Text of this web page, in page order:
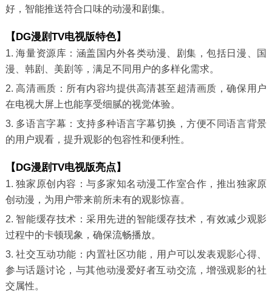
好，智能推送符合口味的动漫和剧集。
【DG漫剧TV电视版特色】
1. 海量资源库：涵盖国内外各类动漫、剧集，包括日漫、国
漫、韩剧、美剧等，满足不同用户的多样化需求。
2. 高清画质：所有内容均提供高清甚至超清画质，确保用户
在电视大屏上也能享受细腻的视觉体验。
3. 多语言字幕：支持多种语言字幕切换，方便不同语言背景
的用户观看，提升观影的包容性和便利性。
【DG漫剧TV电视版亮点】
1. 独家原创内容：与多家知名动漫工作室合作，推出独家原
创动漫，为用户带来前所未有的观影惊喜。
2. 智能缓存技术：采用先进的智能缓存技术，有效减少观影
过程中的卡顿现象，确保流畅播放。
3. 社交互动功能：内置社区功能，用户可以发表观影心得、
参与话题讨论，与其他动漫爱好者互动交流，增强观影的社
交属性。